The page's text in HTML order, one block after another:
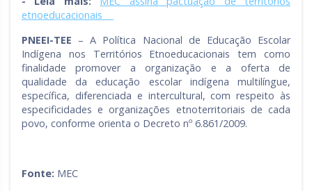
etnoeducacionais
PNEEI-TEE – A Política Nacional de Educação Escolar
Indígena nos Territórios Etnoeducacionais tem como
finalidade promover a organização e a oferta de
qualidade da educação escolar indígena multilíngue,
específica, diferenciada e intercultural, com respeito às
especificidades e organizações etnoterritoriais de cada
povo, conforme orienta o Decreto nº 6.861/2009.
Fonte: MEC